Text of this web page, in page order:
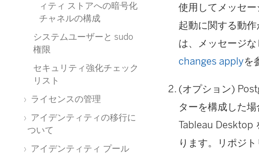
ィティ ストアへの暗号化
チャネルの構成
システムユーザーと sudo
権限
セキュリティ強化チェック
リスト
ライセンスの管理
アイデンティティの移行に
ついて
アイデンティティ プール
使用してメッセ
起動に関する動
は、メッセージ
changes applyを
(オプション)
ターを構成した
Tableau Desktop
ります。リポジ